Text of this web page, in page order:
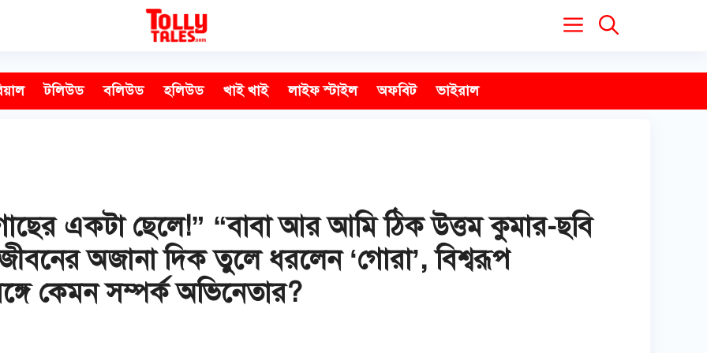
টলিউড বলিউড হলিউড খাই খাই লাইফ স্টাইল অফবিট ভাইরাল
একটা ছেলে!” “বাবা আর আমি ঠিক উত্তম কুমার-ছবি
অজানা দিক তুলে ধরলেন ‘গোরা’, বিশ্বরূপ
কেমন সম্পর্ক অভিনেতার?